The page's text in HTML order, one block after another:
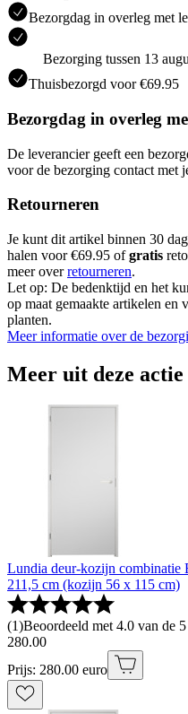
Bezorgdag in overleg met
Bezorging tussen 13
Thuisbezorgd voor €69.95
Bezorgdag in overleg
De leverancier geeft een
voor de bezorging contact met
Retourneren
Je kunt dit artikel binnen 30
halen voor €69.95 ofgratis
meer overretourneren.
Let op: De bedenktijd en het
op maat gemaakte artikelen en
planten.
Meer informatie over de
Meer uit deze actie
Lundia deur-kozijn
211,5 cm (kozijn 56 x 115 cm)
(1)Beoordeeld met 4.0 van de
280.00
Prijs: 280.00 euro